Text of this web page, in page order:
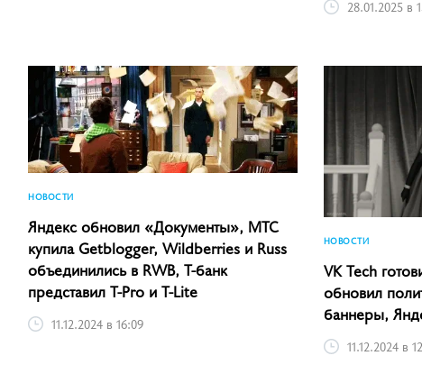
28.01.2025 в
НОВОСТИ
Яндекс обновил «Документы», МТС
купила Getblogger, Wildberries и Russ
объединились в RWB, Т-банк
представил T-Pro и T-Lite
11.12.2024 в 16:09
НОВОСТИ
VK Tech
обновил
баннеры,
11.12.2024 в